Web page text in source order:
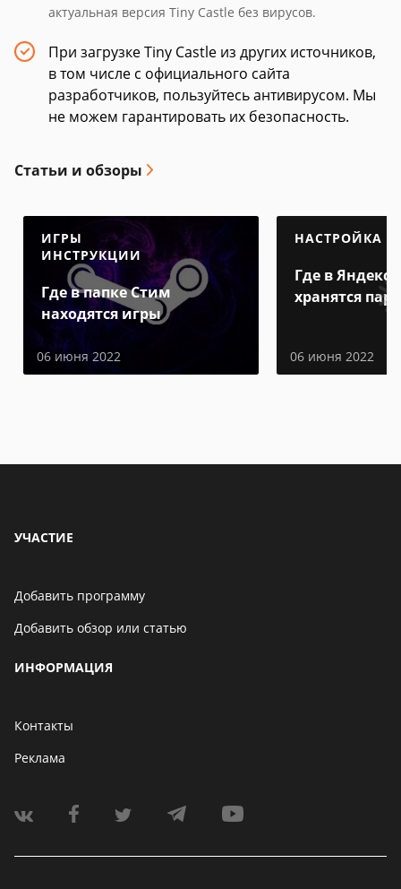
актуальная версия Tiny Castle без вирусов.
При загрузке Tiny Castle из других источников,
в том числе с официального сайта
разработчиков, пользуйтесь антивирусом. Мы
не можем гарантировать их безопасность.
Статьи и обзоры
ИГРЫ
ИНСТРУКЦИИ
Где в папке Стим
находятся игры
06 июня 2022
НАСТРОЙКА
Где в Яндекс
хранятся
06 июня 2022
УЧАСТИЕ
Добавить программу
Добавить обзор или статью
ИНФОРМАЦИЯ
Контакты
Реклама